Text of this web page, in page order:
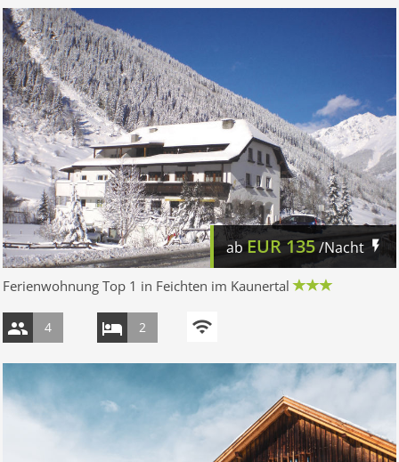
abEUR135/Nacht
Ferienwohnung Top 1 in Feichten im Kaunertal
4 2